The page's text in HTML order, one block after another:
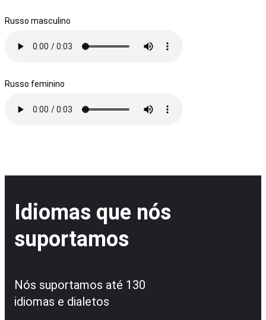
Russo masculino
Russo feminino
Idiomas que nós
suportamos
Nós suportamos até 130
idiomas e dialetos